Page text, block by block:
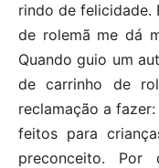
rindo de felicidade.
de rolemã me dá
Quando guio um
de carrinho de
reclamação a
feitos para
preconceito. Por